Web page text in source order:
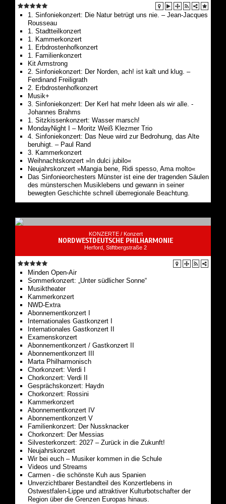
1. Sinfoniekonzert: Die Natur betrügt uns nie. – Jean-Jacques
Rousseau
1. Stadtteilkonzert
1. Kammerkonzert
1. Erbdrostenhofkonzert
1. Familienkonzert
Kit Armstrong
2. Sinfoniekonzert: Der Norden, ach! ist kalt und klug. –
Ferdinand Freiligrath
2. Erbdrostenhofkonzert
Musik+
3. Sinfoniekonzert: Der Kerl hat mehr Ideen als wir alle. -
Johannes Brahms
1. Sitzkissenkonzert: Wasser marsch!
MondayNight I – Moritz Weiß Klezmer Trio
4. Sinfoniekonzert: Das Neue wird zur Bedrohung, das Alte
beruhigt. – Paul Rand
3. Kammerkonzert
Weihnachtskonzert »In dulci jubilo«
Neujahrskonzert »Mangia bene, Ridi spesso, Ama molto«
Das Sinfonieorchesters Münster ist eine der tragenden Säulen
des münsterschen Musiklebens und gewann in seiner
bewegten Geschichte schnell überregionale Beachtung.
KONZERTE / Konzert
NORDWESTDEUTSCHE PHILHARMONIE
Herford, Stiftbergstraße 2
Minden Open-Air
Sommerkonzert: „Unter südlicher Sonne“
Musiktheater
Kammerkonzert
NWD-Extra
Abonnementkonzert I
Internationales Gastkonzert I
Internationales Gastkonzert II
Examenskonzert
Abonnementkonzert / Gastkonzert II
Abonnementkonzert III
Marta Philharmonisch
Chorkonzert: Verdi I
Chorkonzert: Verdi II
Gesprächskonzert: Haydn
Chorkonzert: Rossini
Kammerkonzert
Abonnementkonzert IV
Abonnementkonzert V
Familienkonzert: Der Nussknacker
Chorkonzert: Der Messias
Silvesterkonzert: 2027 – Zurück in die Zukunft!
Neujahrskonzert
Wir bei euch – Musiker kommen in die Schule
Videos und Streams
Carmen - die schönste Kuh aus Spanien
Unverzichtbarer Bestandteil des Konzertlebens in
Ostwestfalen-Lippe und attraktiver Kulturbotschafter der
Region über die Grenzen Europas hinaus.